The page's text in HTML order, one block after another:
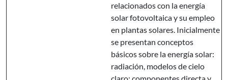
relacionados con la energía
solar fotovoltaica y su empleo
en plantas solares. Inicialmente
se presentan conceptos
básicos sobre la energía solar:
radiación, modelos de cielo